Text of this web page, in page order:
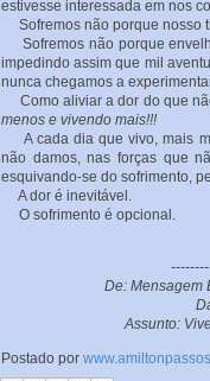
estivesse interessada em nos
Sofremos não porque nosso
Sofremos não porque
impedindo assim que mil
nunca chegamos a
Como aliviar a dor do que
menos e vivendo mais!!!
A cada dia que vivo, mais
não damos, nas forças que
esquivando-se do sofrimento,
A dor é inevitável.
O sofrimento é opcional.
Carlos
De: Mensagem
Assunto:
Postado por